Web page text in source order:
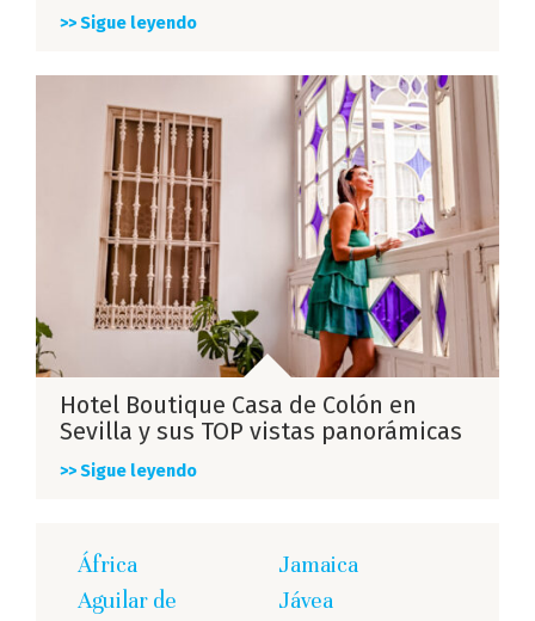
>> Sigue leyendo
Hotel Boutique Casa de Colón en
Sevilla y sus TOP vistas panorámicas
>> Sigue leyendo
África
Aguilar de
Jamaica
Jávea